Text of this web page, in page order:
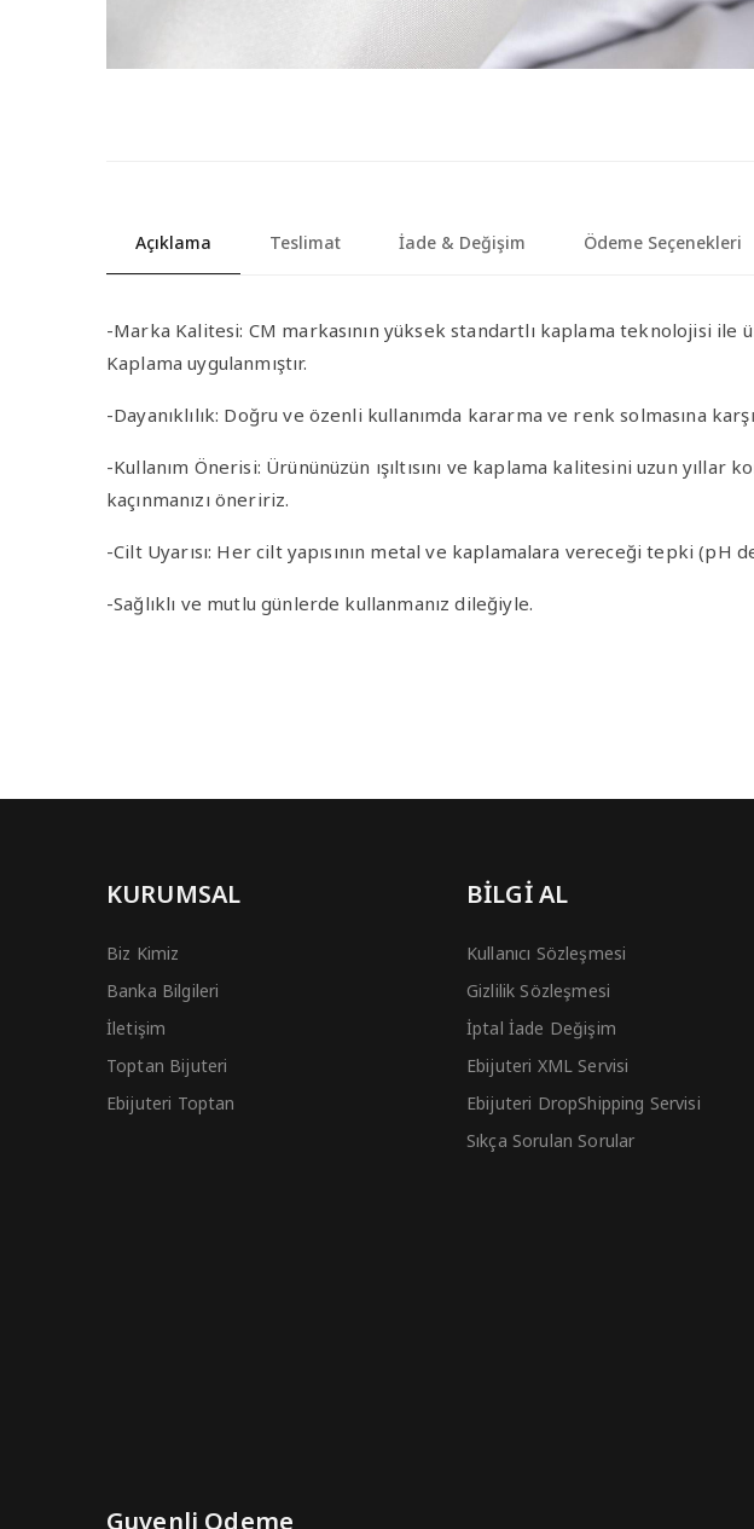
Açıklama Teslimat İade & Değişim Ödeme Seçenekleri
-Marka Kalitesi: CM markasının yüksek standartlı kaplama teknolojisi ile
Kaplama uygulanmıştır.
-Dayanıklılık: Doğru ve özenli kullanımda kararma ve renk solmasına
-Kullanım Önerisi: Ürününüzün ışıltısını ve kaplama kalitesini uzun
kaçınmanızı öneririz.
-Cilt Uyarısı: Her cilt yapısının metal ve kaplamalara vereceği tepki (pH
-Sağlıklı ve mutlu günlerde kullanmanız dileğiyle.
KURUMSAL
Biz Kimiz
Banka Bilgileri
İletişim
Toptan Bijuteri
Ebijuteri Toptan
BİLGİ AL
Kullanıcı Sözleşmesi
Gizlilik Sözleşmesi
İptal İade Değişim
Ebijuteri XML Servisi
Ebijuteri DropShipping Servisi
Sıkça Sorulan Sorular
Guvenli Odeme